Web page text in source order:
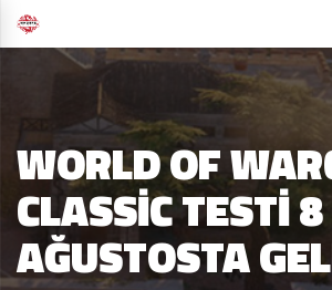
WORLD OF
CLASSIC TESTI 8
AĞUSTOSTA